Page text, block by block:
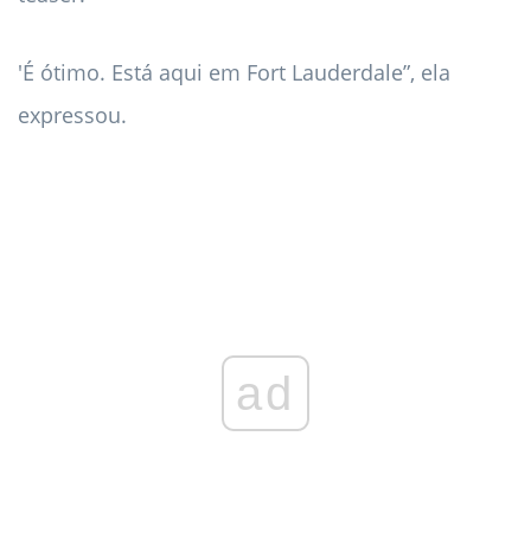
'É ótimo. Está aqui em Fort Lauderdale”, ela
expressou.
ad